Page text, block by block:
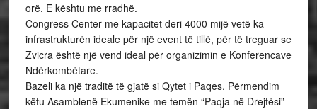
orë. E kështu me rradhë.
Congress Center me kapacitet deri 4000 mijë vetë ka
infrastrukturën ideale për një event të tillë, për të treguar se
Zvicra është një vend ideal për organizimin e Konferencave
Ndërkombëtare.
Bazeli ka një traditë të gjatë si Qytet i Paqes. Përmendim
këtu Asamblenë Ekumenike me temën “Paqja në Drejtësi”